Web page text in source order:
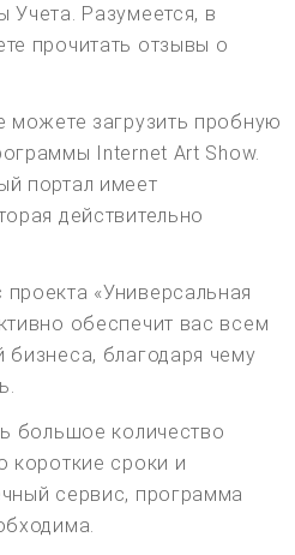
Учета. Разумеется, в
прочитать отзывы о
можете загрузить пробную
Internet Art Show.
портал имеет
действительно
«Универсальная
обеспечит вас всем
бизнеса, благодаря чему
большое количество
короткие сроки и
сервис, программа